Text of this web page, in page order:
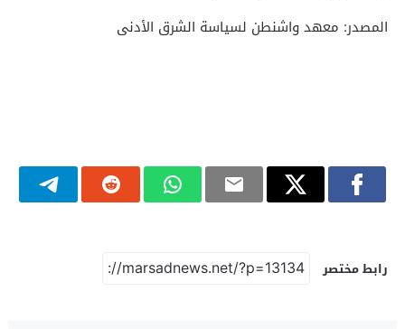
المصدر: معهد واشنطن لسياسة الشرق الأدنى
رابط مختصر